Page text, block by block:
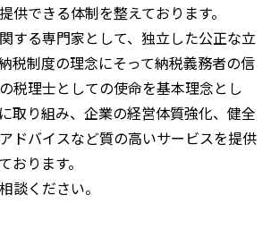
供できる体制を整えております。
する専門家として、独立した公正な立
税制度の理念にそって納税義務者の信
税理士としての使命を基本理念とし
取り組み、企業の経営体質強化、健全
ドバイスなど質の高いサービスを提供
おります。
談ください。